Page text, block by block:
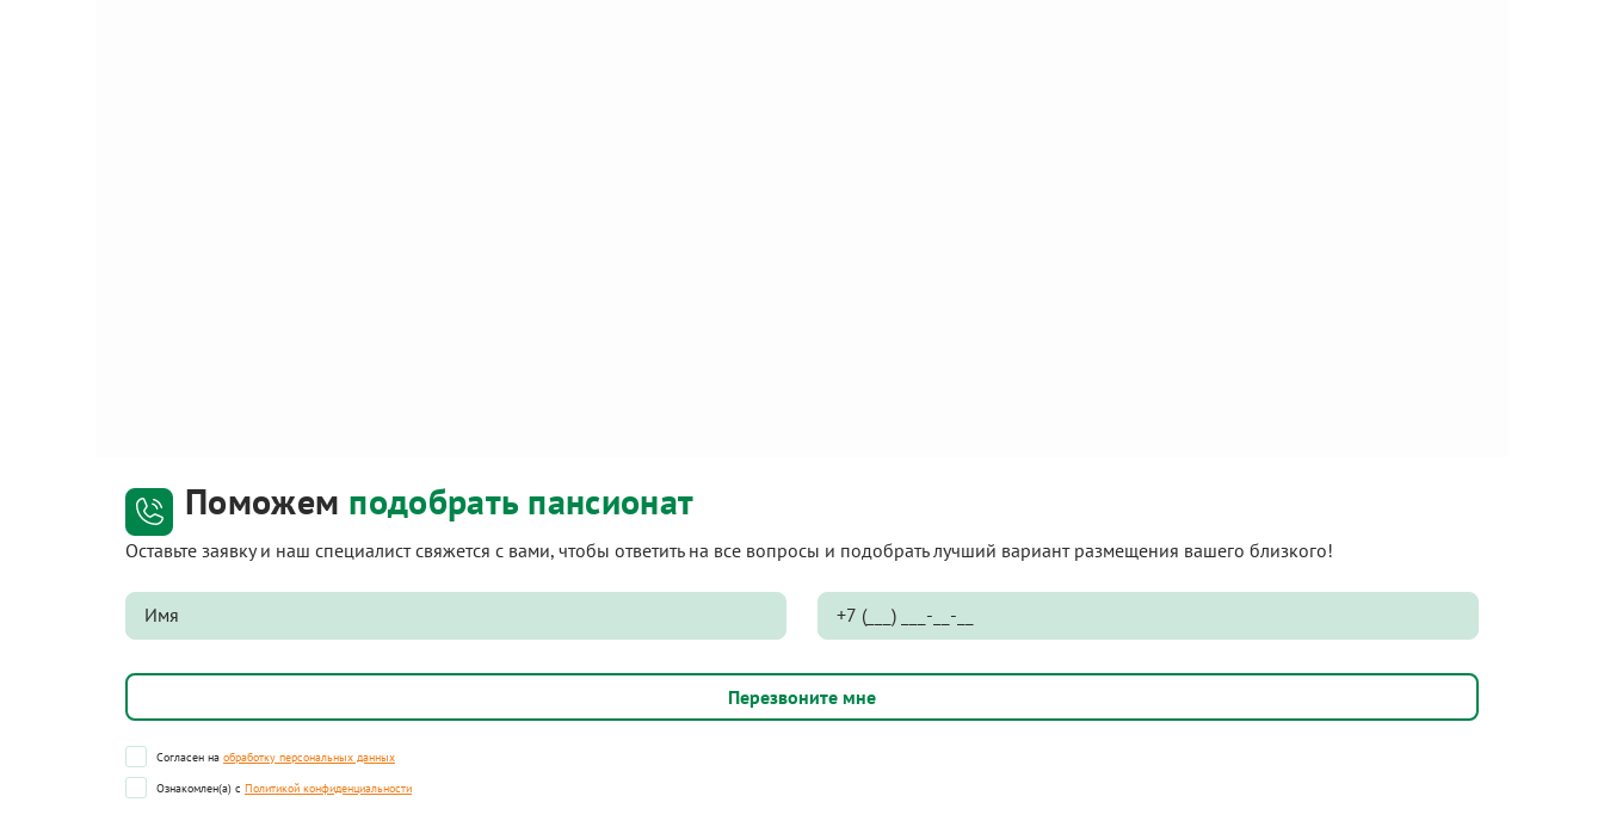
Поможем подобрать пансионат
Оставьте заявку и наш специалист свяжется с вами, чтобы ответить на все вопросы и подобрать лучший вариант размещения вашего близкого!
Согласен на обработку персональных данных
Ознакомлен(а) с Политикой конфиденциальности